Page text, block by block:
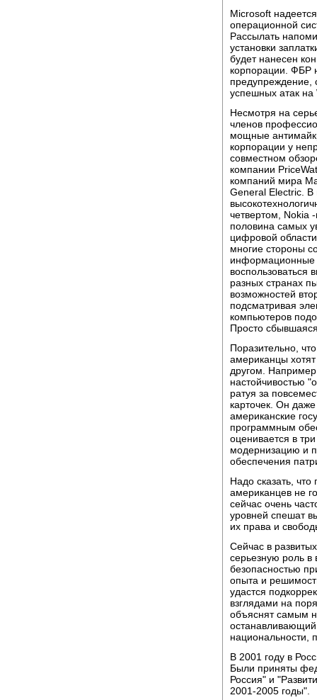
Microsoft
операционной
Рассылать
установки
будет нанесен
корпорации. ФБР
предупреждение,
успешных атак
Несмотря на
членов
мощные
корпорации у
совместном
компании
компаний мира
General Electric.
четвертом, Nokia
половина самых
цифровой
многие стороны
информационные
разных странах
возможностей
подсматривая
компьютеров
Просто
Поразительно,
американцы
другом.
настойчивостью
ратуя за
карточек. Он
американские
программным
оценивается в
модернизацию и
обеспечения
Надо сказать,
американцев не
сейчас очень
уровней спешат
их права и
Сейчас в
серьезную роль в
безопасностью
опыта и
удастся
взглядами на
объяснят самым
национальности,
В 2001 году в
Были приняты
Россия" и
2001-2005 годы".